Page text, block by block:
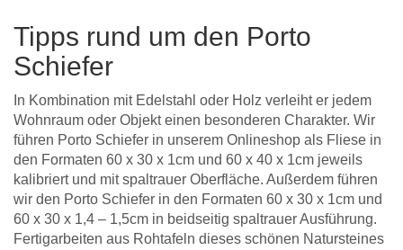
Tipps rund um den Porto
Schiefer
In Kombination mit Edelstahl oder Holz verleiht er jedem
Wohnraum oder Objekt einen besonderen Charakter. Wir
führen Porto Schiefer in unserem Onlineshop als Fliese in
den Formaten 60 x 30 x 1cm und 60 x 40 x 1cm jeweils
kalibriert und mit spaltrauer Oberfläche. Außerdem führen
wir den Porto Schiefer in den Formaten 60 x 30 x 1cm und
60 x 30 x 1,4 – 1,5cm in beidseitig spaltrauer Ausführung.
Fertigarbeiten aus Rohtafeln dieses schönen Natursteines